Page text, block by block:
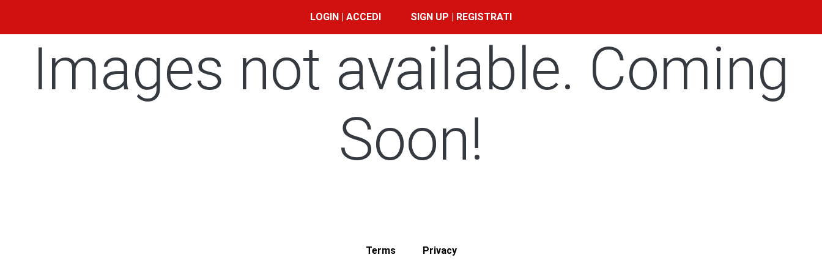
LOGIN | ACCEDI SIGN UP | REGISTRATI
Images not available. Coming
Soon!
Terms Privacy